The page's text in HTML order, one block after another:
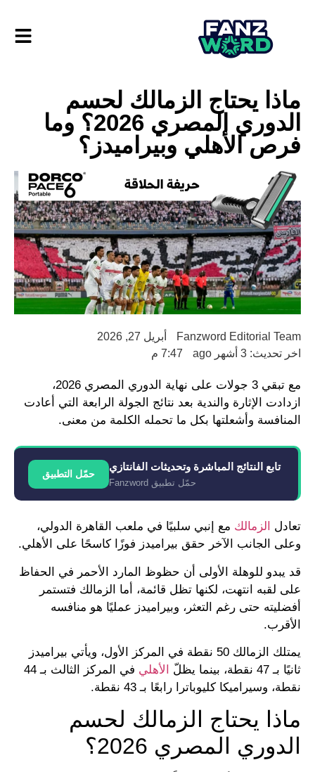
ماذا يحتاج الزمالك لحسم
الدوري المصري 2026؟ وما
فرص الأهلي وبيراميدز؟
Fanzword Editorial Team
أبريل 27, 2026
اخر تحديث: 3 أشهر ago
7:47 م
مع تبقي 3 جولات على نهاية الدوري المصري 2026،
ازدادت الإثارة والندية بعد نتائج الجولة الرابعة التي أعادت
المنافسة وأشعلتها بكل ما تحمله الكلمة من معنى.
تابع النتائج المباشرة وتحديثات الفانتازي
حمّل تطبيق Fanzword
حمّل التطبيق
تعادل الزمالك مع إنبي سلبيًا في ملعب القاهرة الدولي،
وعلى الجانب الآخر حقق بيراميدز فوزًا كاسحًا على الأهلي.
قد يبدو للوهلة الأولى أن حظوظ المارد الأحمر في الحفاظ
على لقبه انتهت، لكنها تظل قائمة، أما الزمالك فتستمر
أفضليته حتى رغم التعثر، وبيراميدز عمليًا هو منافسه
الأقرب.
يمتلك الزمالك 50 نقطة في المركز الأول، ويأتي بيراميدز
ثانيًا بـ 47 نقطة، بينما يظلّ
الأهلي
في المركز الثالث بـ 44
نقطة، وسيراميكا كليوباترا رابعًا بـ 43 نقطة.
ماذا يحتاج الزمالك لحسم
الدوري المصري 2026؟